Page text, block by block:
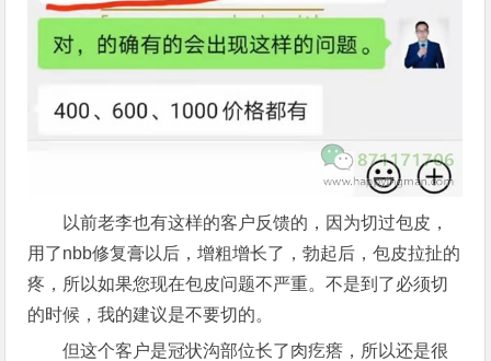
以前老李也有这样的客户反馈的，因为切过包皮，
用了nbb修复膏以后，增粗增长了，勃起后，包皮拉扯的
疼，所以如果您现在包皮问题不严重。不是到了必须切
的时候，我的建议是不要切的。
但这个客户是冠状沟部位长了肉疙瘩，所以还是很